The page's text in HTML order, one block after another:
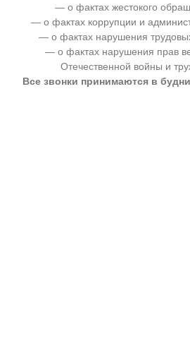
— о фактах жестокого
— о фактах коррупции и
— о фактах нарушения
— о фактах нарушения прав
Отечественной войны и
Все звонки принимаются в